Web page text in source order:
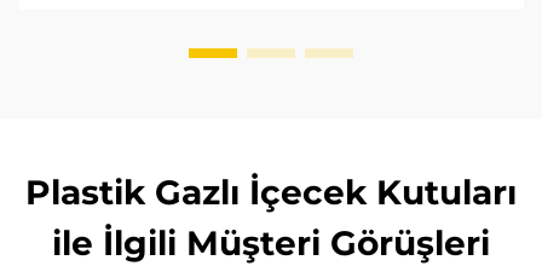
Plastik Gazlı İçecek Kutuları
ile İlgili Müşteri Görüşleri